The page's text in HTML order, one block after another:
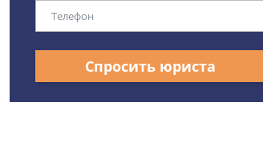
Спросить юриста